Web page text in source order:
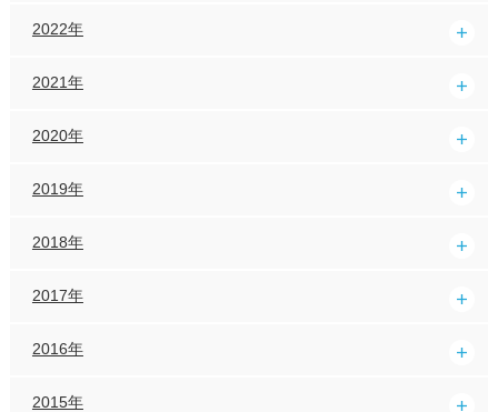
2022年
2021年
2020年
2019年
2018年
2017年
2016年
2015年